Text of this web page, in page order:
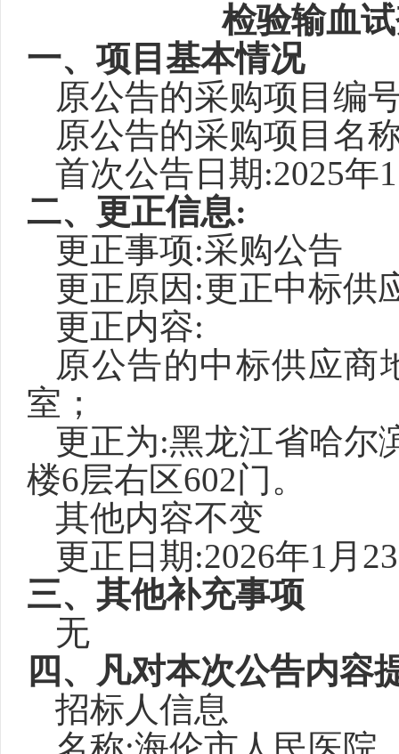
检验输血
一、项目基本情况
原公告的采购项目编
原公告的采购项目名
首次公告日期:2025年
二、更正信息:
更正事项:采购公告
更正原因 :更正中标供
更正内容:
原公告的中标供应商
室；
更正为:黑龙江省哈尔
楼6层右区602门。
其他内容不变
更正日期:2026年1月
三、其他补充事项
无
四、凡对本次公告内容
招标人信息